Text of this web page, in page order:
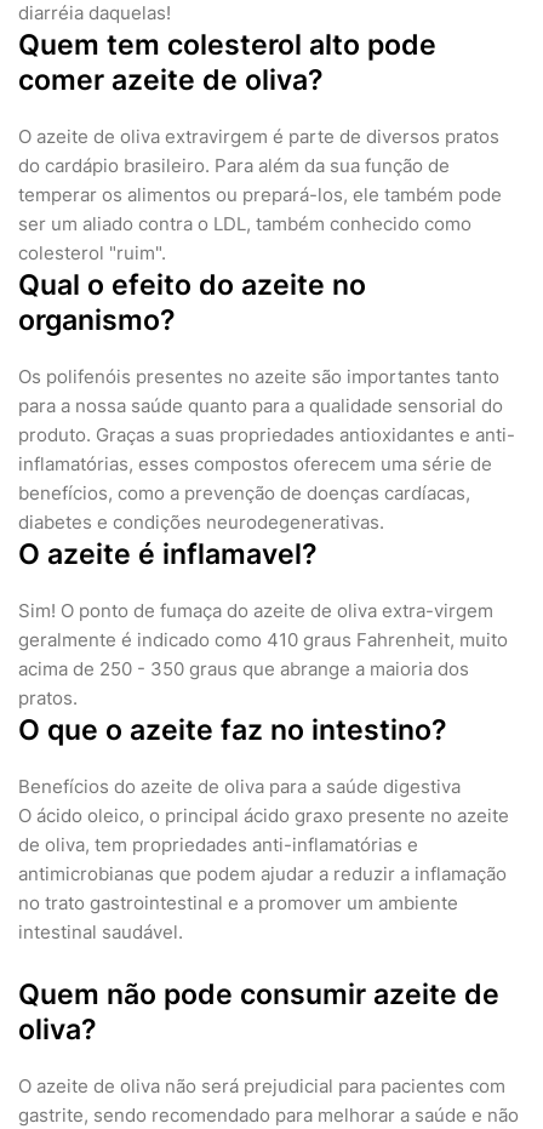
diarréia daquelas!
Quem tem colesterol alto pode
comer azeite de oliva?
O azeite de oliva extravirgem é parte de diversos pratos
do cardápio brasileiro. Para além da sua função de
temperar os alimentos ou prepará-los, ele também pode
ser um aliado contra o LDL, também conhecido como
colesterol "ruim".
Qual o efeito do azeite no
organismo?
Os polifenóis presentes no azeite são importantes tanto
para a nossa saúde quanto para a qualidade sensorial do
produto. Graças a suas propriedades antioxidantes e anti-
inflamatórias, esses compostos oferecem uma série de
benefícios, como a prevenção de doenças cardíacas,
diabetes e condições neurodegenerativas.
O azeite é inflamavel?
Sim! O ponto de fumaça do azeite de oliva extra-virgem
geralmente é indicado como 410 graus Fahrenheit, muito
acima de 250 - 350 graus que abrange a maioria dos
pratos.
O que o azeite faz no intestino?
Benefícios do azeite de oliva para a saúde digestiva
O ácido oleico, o principal ácido graxo presente no azeite
de oliva, tem propriedades anti-inflamatórias e
antimicrobianas que podem ajudar a reduzir a inflamação
no trato gastrointestinal e a promover um ambiente
intestinal saudável.
Quem não pode consumir azeite de
oliva?
O azeite de oliva não será prejudicial para pacientes com
gastrite, sendo recomendado para melhorar a saúde e não